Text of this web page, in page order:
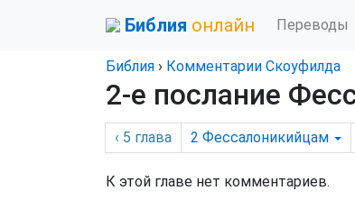
Библия онлайн Переводы
Библия › Комментарии Скоуфилда
2-е послание
‹ 5 глава 2 Фессалоникийцам
К этой главе нет комментариев.